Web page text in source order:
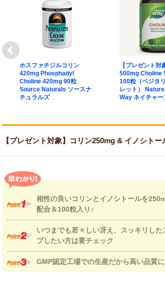
ホスファチジルコリン
420mg Phosphadyl
Choline 420mg 90粒
Source Naturals ソースナ
チュラルズ
【プレゼント対
500mg Choline
100粒（ベジタ
レット）
Way ネイチャー
next
【プレゼント対象】コリン250mg & イノシト
相性の良いコリンとイノシトールを
配合＆100粒入り♪
いつまでも若々しい冴え、スッキリした
プしたい方は要チェック
GMP認定工場での生産だから高い品質に